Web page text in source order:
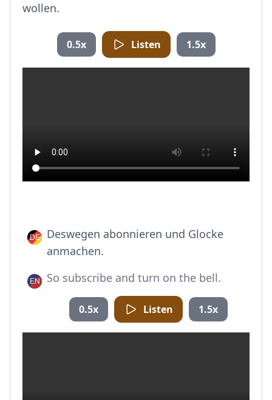
wollen.
0.5x Listen 1.5x
Deswegen abonnieren und Glocke
anmachen.
So subscribe and turn on the bell.
0.5x Listen 1.5x